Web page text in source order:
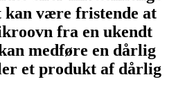
kan være fristende at
fra en ukendt
medføre en dårlig
et produkt af dårlig